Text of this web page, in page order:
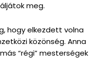
meg.
hogy elkezdett volna
közönség. Anna
“régi” mesterségek